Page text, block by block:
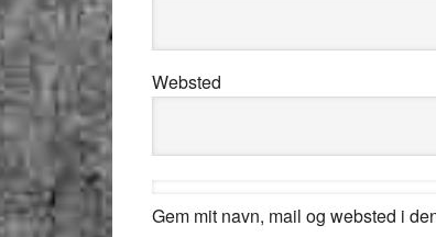
Websted
Gem mit navn, mail og websted i